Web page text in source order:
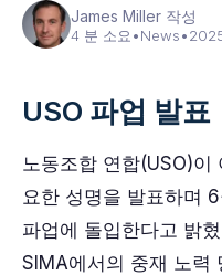
James Miller 작성
4 분 소요 •News•
USO 파업 발표
노동조합 연합(USO)
요한 성명을 발표하며
파업에 돌입한다고 밝
SIMA에서의 중재 노력